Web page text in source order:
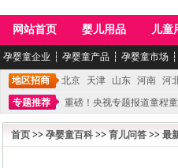
网站首页 婴儿用品 儿童
孕婴童企业 ┆ 孕婴童产品 ┆ 孕婴童市场 ┆
地区招商 北京 天津 山东 河南 河
专题推荐
重磅！央视专题报道童程
不能再单纯地销售产品,而要向增强服务
首页 >> 孕婴童百科>> 育儿问答 >> 最